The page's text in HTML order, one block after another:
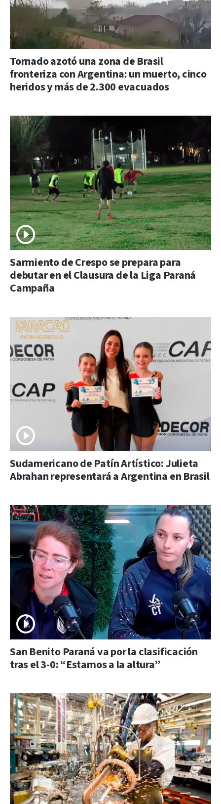
Tornado azotó una zona de Brasil
fronteriza con Argentina: un muerto, cinco
heridos y más de 2.300 evacuados
Sarmiento de Crespo se prepara para
debutar en el Clausura de la Liga Paraná
Campaña
Sudamericano de Patín Artístico: Julieta
Abrahan representará a Argentina en Brasil
San Benito Paraná va por la clasificación
tras el 3-0: “Estamos a la altura”